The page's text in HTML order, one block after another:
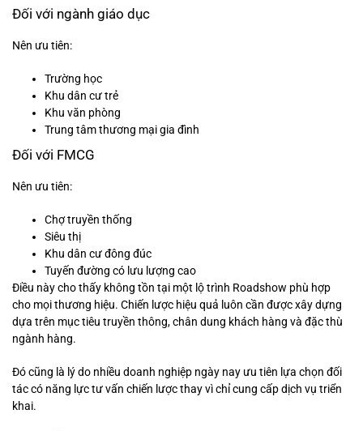
Đối với ngành giáo dục
Nên ưu tiên:
Trường học
Khu dân cư trẻ
Khu văn phòng
Trung tâm thương mại gia đình
Đối với FMCG
Nên ưu tiên:
Chợ truyền thống
Siêu thị
Khu dân cư đông đúc
Tuyến đường có lưu lượng cao
Điều này cho thấy không tồn tại một lộ trình Roadshow phù hợp
cho mọi thương hiệu. Chiến lược hiệu quả luôn cần được xây dựng
dựa trên mục tiêu truyền thông, chân dung khách hàng và đặc thù
ngành hàng.
Đó cũng là lý do nhiều doanh nghiệp ngày nay ưu tiên lựa chọn đối
tác có năng lực tư vấn chiến lược thay vì chỉ cung cấp dịch vụ triển
khai.